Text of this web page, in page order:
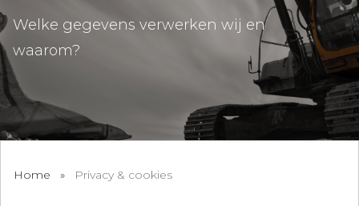
Welke gegevens verwerken wij en
waarom?
Home » Privacy & cookies